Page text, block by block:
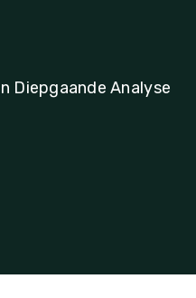
Diepgaande Analyse